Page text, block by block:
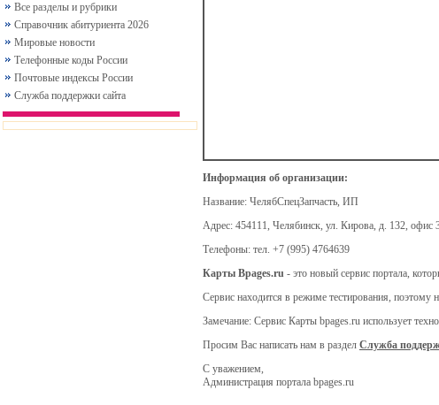
Все разделы и рубрики
Справочник абитуриента 2026
Мировые новости
Телефонные коды России
Почтовые индексы России
Служба поддержки сайта
Информация об организации:
Название: ЧелябСпецЗапчасть, ИП
Адрес: 454111, Челябинск, ул. Кирова, д. 132, офис
Телефоны: тел. +7 (995) 4764639
Карты Bpages.ru - это новый сервис портала,
Сервис находится в режиме тестирования, поэтому
Замечание: Сервис Карты bpages.ru использует
Просим Вас написать нам в раздел Служба
С уважением,
Администрация портала bpages.ru